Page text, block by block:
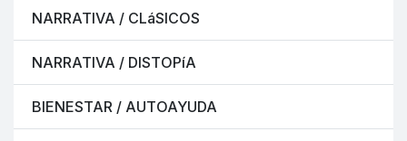
NARRATIVA / CLáSICOS
NARRATIVA / DISTOPíA
BIENESTAR / AUTOAYUDA